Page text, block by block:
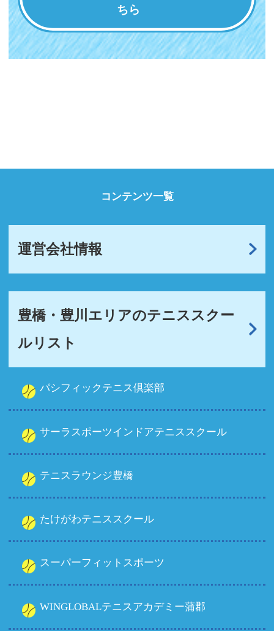
ちら
コンテンツ一覧
運営会社情報
豊橋・豊川エリアのテニススクー
ルリスト
パシフィックテニス倶楽部
サーラスポーツインドアテニススクール
テニスラウンジ豊橋
たけがわテニススクール
スーパーフィットスポーツ
WINGLOBALテニスアカデミー蒲郡